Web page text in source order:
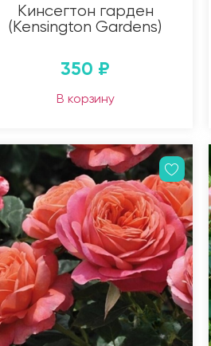
Кинсегтон гарден
(Kensington Gardens)
350 ₽
В корзину